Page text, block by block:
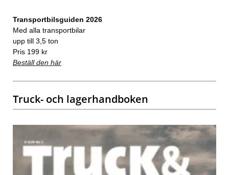
Transportbilsguiden 2026
Med alla transportbilar
upp till 3,5 ton
Pris 199 kr
Beställ den här
Truck- och lagerhandboken